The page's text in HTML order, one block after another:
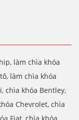
làm chìa khóa
làm chìa khóa
chìa khóa Bentley,
Chevrolet, chìa